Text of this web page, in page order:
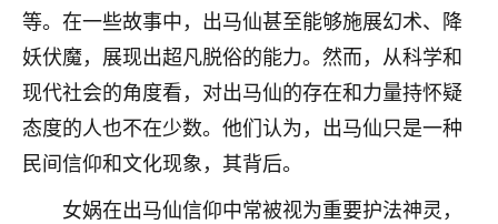
等。在一些故事中，出马仙甚至能够施展幻术、降
妖伏魔，展现出超凡脱俗的能力。然而，从科学和
现代社会的角度看，对出马仙的存在和力量持怀疑
态度的人也不在少数。他们认为，出马仙只是一种
民间信仰和文化现象，其背后。
女娲在出马仙信仰中常被视为重要护法神灵，
青春168
我也想要，我也想要！
2天前 来自山西 15
Jessica李
老师做不做超度法事？我想给我奶奶做超度，她今年
刚去世了。